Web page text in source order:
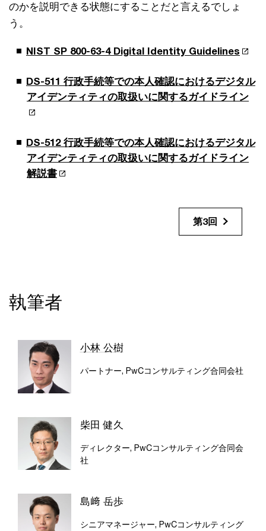
のかを説明できる状態にすることだと言えるでしょ
う。
NIST SP 800-63-4 Digital Identity Guidelines
DS-511 行政手続等での本人確認におけるデジタル
アイデンティティの取扱いに関するガイドライン
DS-512 行政手続等での本人確認におけるデジタル
アイデンティティの取扱いに関するガイドライン
解説書
第3回
執筆者
小林 公樹
パートナー, PwCコンサルティング合同会社
柴田 健久
ディレクター, PwCコンサルティング合同会
社
島﨑 岳歩
シニアマネージャー, PwCコンサルティング